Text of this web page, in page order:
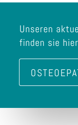
Unseren
finden sie